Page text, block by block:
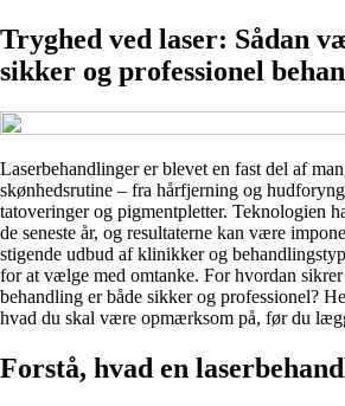
Tryghed ved laser: Sådan
sikker og professionel
Laserbehandlinger er blevet en fast del af
skønhedsrutine – fra hårfjerning og
tatoveringer og pigmentpletter. Teknologien
de seneste år, og resultaterne kan være
stigende udbud af klinikker og
for at vælge med omtanke. For hvordan
behandling er både sikker og professionel?
hvad du skal være opmærksom på, før du
Forstå, hvad en